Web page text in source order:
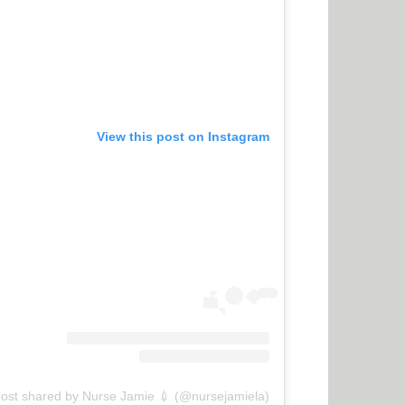
View this post on Instagram
shared by Nurse Jamie 💉 (@nursejamiela)